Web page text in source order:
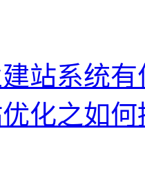
站系统有
化之如